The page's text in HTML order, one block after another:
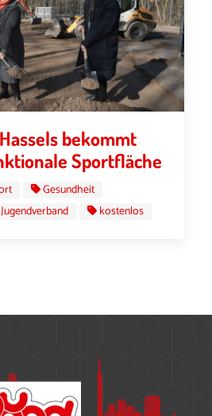
bekommt
Sportfläche
Gesundheit
Jugendverband kostenlos